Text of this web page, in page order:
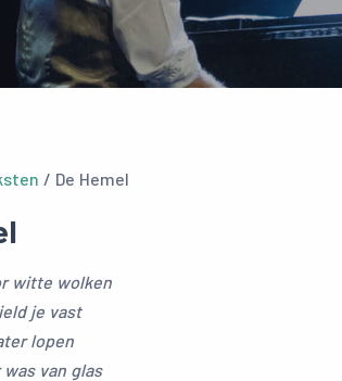
/ De Hemel
witte wolken
je vast
lopen
van glas